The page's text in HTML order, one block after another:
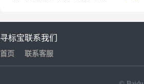
寻标宝
首页
联系我们
联系客服